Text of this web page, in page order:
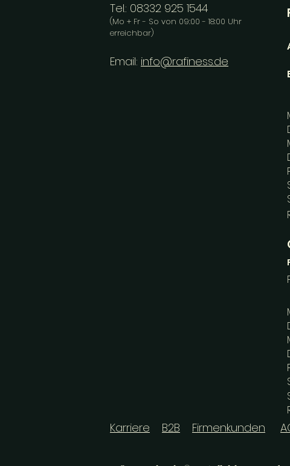
Tel.: 08332 925 1544
(Mo + Fr - So von 09:00 - 18:00 Uhr
erreichbar)
Email: info@rafiness.de
Karriere B2B Firmenkunden